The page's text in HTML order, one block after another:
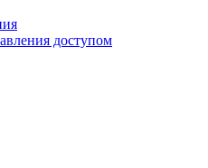
доступом